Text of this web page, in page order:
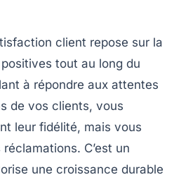
client repose sur la
tout au long du
à répondre aux attentes
de vos clients, vous
leur fidélité, mais vous
C’est un
une croissance durable